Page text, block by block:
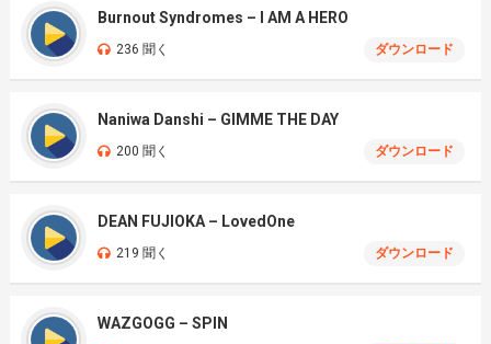
Burnout Syndromes – I AM A HERO
236 聞く ダウンロード
Naniwa Danshi – GIMME THE DAY
200 聞く ダウンロード
DEAN FUJIOKA – LovedOne
219 聞く ダウンロード
WAZGOGG – SPIN